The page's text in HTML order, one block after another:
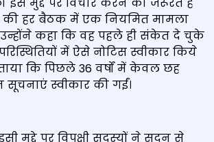
हर बैठक में एक नियमित मामला
उन्होंने कहा कि वह पहले ही संकेत दे चुके
में ऐसे नोटिस स्वीकार किये
कि पिछले 36 वर्षों में केवल छह
सूचनाएं स्वीकार की गईं।
मुद्दे पर विपक्षी सदस्‍यों ने सदन से